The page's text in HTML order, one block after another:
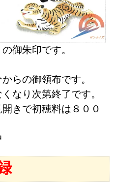
御朱印です。
らの御領布です。
なり次第終了です。
きで初穂料は８００